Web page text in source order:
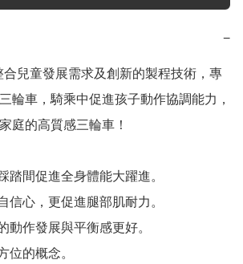
−
兒童發展需求及創新的製程技術，專
輪車，騎乘中促進孩子動作協調能力，
庭的高質感三輪車！
踏間促進全身體能大躍進。
信心，更促進腿部肌耐力。
動作發展與平衡感更好。
位的概念。